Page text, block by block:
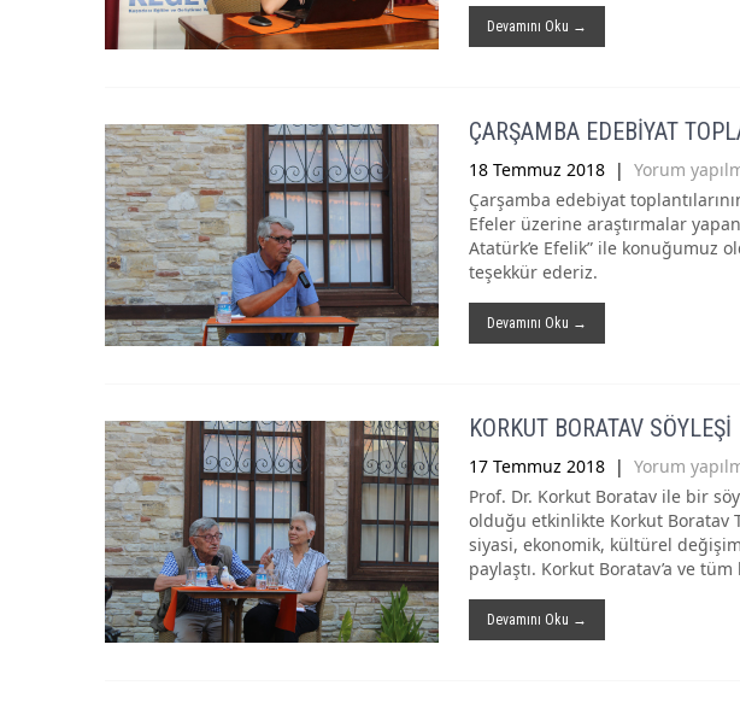
Devamını Oku →
ÇARŞAMBA EDEBİYAT
18 Temmuz 2018 | Yorum
Çarşamba edebiyat
Efeler üzerine araştırmalar
Atatürk’e Efelik” ile konuğumuz
teşekkür ederiz.
Devamını Oku →
KORKUT BORATAV SÖYLEŞİ
17 Temmuz 2018 | Yorum
Prof. Dr. Korkut Boratav ile bir
olduğu etkinlikte Korkut Boratav
siyasi, ekonomik, kültürel
paylaştı. Korkut Boratav’a ve
Devamını Oku →